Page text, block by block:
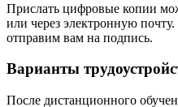
Прислать цифровые копии
или через электронную
отправим вам на подпись.
Варианты
После дистанционного